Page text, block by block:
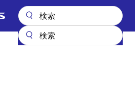
Main
ス・デザイン CN251-RAA462113EVZ
サ搭載監視カメ
ンスデザイン